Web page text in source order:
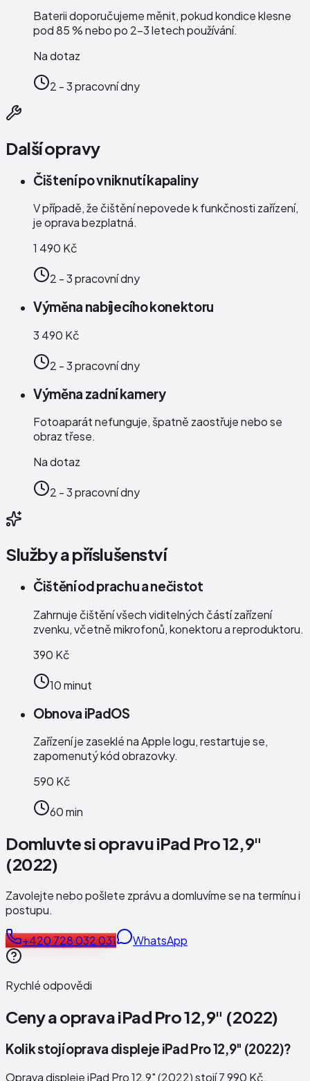
Baterii doporučujeme měnit, pokud kondice klesne
pod 85 % nebo po 2–3 letech používání.
Na dotaz
2 - 3 pracovní dny
Další opravy
Čištení po vniknutí kapaliny
V případě, že čištění nepovede k funkčnosti zařízení,
je oprava bezplatná.
1 490 Kč
2 - 3 pracovní dny
Výměna nabíjecího konektoru
3 490 Kč
2 - 3 pracovní dny
Výměna zadní kamery
Fotoaparát nefunguje, špatně zaostřuje nebo se
obraz třese.
Na dotaz
2 - 3 pracovní dny
Služby a příslušenství
Čištění od prachu a nečistot
Zahrnuje čištění všech viditelných částí zařízení
zvenku, včetně mikrofonů, konektoru a reproduktoru.
390 Kč
10 minut
Obnova iPadOS
Zařízení je zaseklé na Apple logu, restartuje se,
zapomenutý kód obrazovky.
590 Kč
60 min
Domluvte si opravu iPad Pro 12,9"
(2022)
Zavolejte nebo pošlete zprávu a domluvíme se na termínu i
postupu.
+420 728 032 031 WhatsApp
Rychlé odpovědi
Ceny a opravaiPad Pro 12,9" (2022)
Kolik stojí oprava displeje iPad Pro 12,9" (2022)?
Oprava displeje iPad Pro 12,9" (2022) stojí 7 990 Kč.